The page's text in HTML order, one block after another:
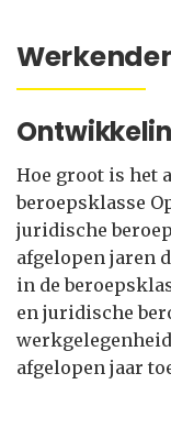
Hoe groot is het
beroepsklasse
juridische
afgelopen jaren
in de
en juridische
afgelopen jaar